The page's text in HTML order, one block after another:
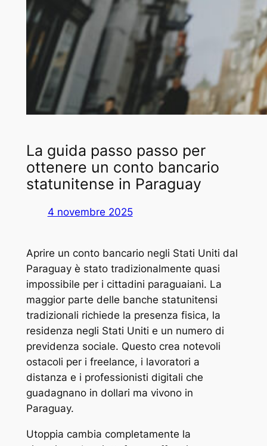
La guida passo passo per
ottenere un conto bancario
statunitense in Paraguay
4 novembre 2025
Aprire un conto bancario negli Stati Uniti dal
Paraguay è stato tradizionalmente quasi
impossibile per i cittadini paraguaiani. La
maggior parte delle banche statunitensi
tradizionali richiede la presenza fisica, la
residenza negli Stati Uniti e un numero di
previdenza sociale. Questo crea notevoli
ostacoli per i freelance, i lavoratori a
distanza e i professionisti digitali che
guadagnano in dollari ma vivono in
Paraguay.
Utoppia cambia completamente la